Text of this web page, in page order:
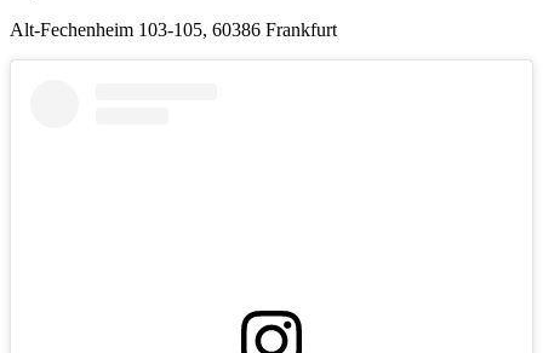
Alt-Fechenheim 103-105, 60386 Frankfurt